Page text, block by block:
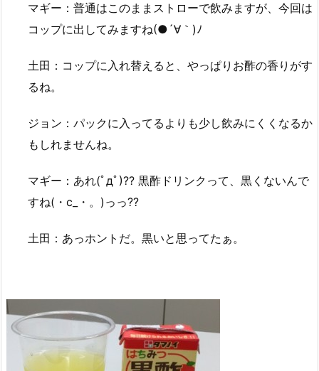
マギー：普通はこのままストローで飲みますが、今回は
コップに出してみますね(●´∀｀)ﾉ
土田：コップに入れ替えると、やっぱりお酢の香りがす
るね。
ジョン：パックに入ってるよりも少し飲みにくくなるか
もしれませんね。
マギー：あれ(ﾟдﾟ)?? 黒酢ドリンクって、黒くないんで
すね(・c_・。)っっ??
土田：あっホントだ。黒いと思ってたぁ。